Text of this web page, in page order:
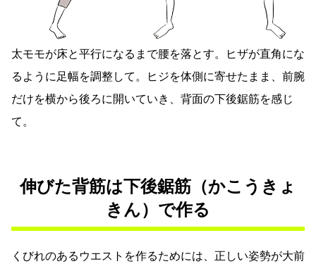
太モモが床と平行になるまで腰を落とす。ヒザが直角にな
るように足幅を調整して。ヒジを体側に寄せたまま、前腕
だけを横から後ろに開いていき、背面の下後鋸筋を感じ
て。
伸びた背筋は下後鋸筋（かこうきょ
きん）で作る
くびれのあるウエストを作るためには、正しい姿勢が大前